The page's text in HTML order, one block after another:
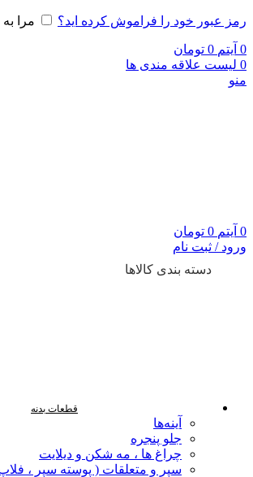
رمز عبور خود را فراموش کرده اید؟ مرا
0 آیتم 0 تومان
0 لیست علاقه مندی ها
منو
0 آیتم 0 تومان
ورود / ثبت نام
دسته بندی کالاها
قطعات بدنه
آینه‌ها
جلو پنجره
چراغ‌ ها ، مه‌ شکن و دیلایت
سپر و متعلقات ( پوسته سپر ،